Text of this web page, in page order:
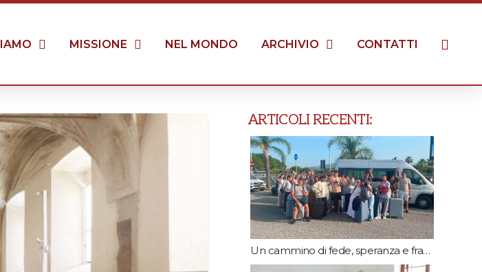
MISSIONE NEL MONDO ARCHIVIO CONTATTI
ARTICOLI RECENTI:
Un cammino di fede, speranza e fraternità